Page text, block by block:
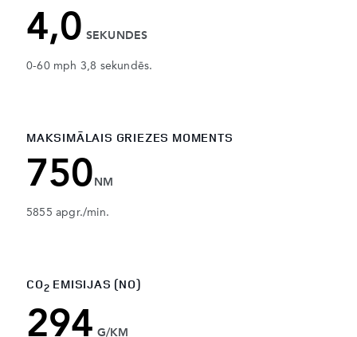
4,0 SEKUNDES
0-60 mph 3,8 sekundēs.
MAKSIMĀLAIS GRIEZES MOMENTS
750 NM
5855 apgr./min.
CO2 EMISIJAS (NO)
294 G/KM